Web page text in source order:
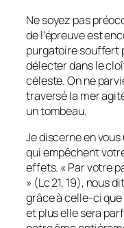
Ne soyez pas
de l’épreuve est
purgatoire souffert
délecter dans le
céleste. On ne
traversé la mer
un tombeau.
Je discerne en
qui empêchent
effets. « Par votre
» (Lc 21, 19), nous
grâce à celle-ci
et plus elle sera